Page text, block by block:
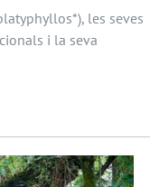
les seves
i la seva